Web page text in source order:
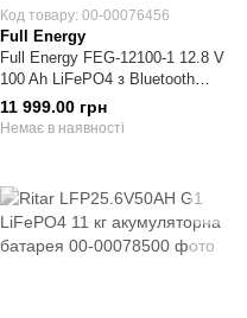
Код товару: 00-00076456
Full Energy
Full Energy FEG-12100-1 12.8 V
100 Ah LiFePO4 з Bluetooth
Батарея акумуляторна
11 999.00 грн
Немає в наявності